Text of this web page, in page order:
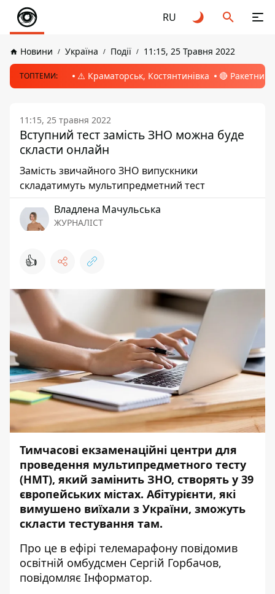
RU
Новини Україна Події 11:15, 25 Травня 2022
ТОПТЕМИ: ⚠️ Краматорськ, Костянтинівка 🔴 Ракетний
11:15, 25 травня 2022
Вступний тест замість ЗНО можна буде
скласти онлайн
Замість звичайного ЗНО випускники
складатимуть мультипредметний тест
Владлена Мачульська
ЖУРНАЛІСТ
👍
Тимчасові екзаменаційні центри для
проведення мультипредметного тесту
(НМТ), який замінить ЗНО, створять у 39
європейських містах. Абітурієнти, які
вимушено виїхали з України, зможуть
скласти тестування там.
Про це в ефірі телемарафону повідомив
освітній омбудсмен Сергій Горбачов,
повідомляє Інформатор.